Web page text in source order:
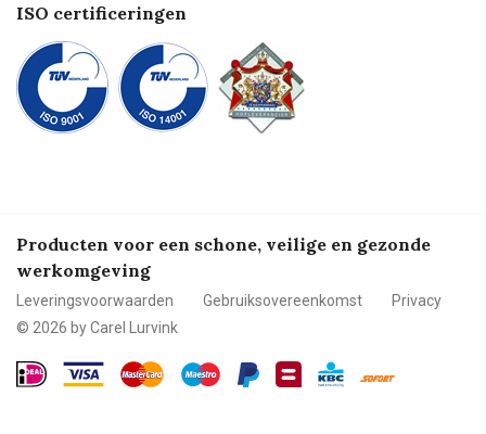
ISO certificeringen
Producten voor een schone, veilige en gezonde
werkomgeving
Leveringsvoorwaarden Gebruiksovereenkomst
Privacy
© 2026 by Carel Lurvink